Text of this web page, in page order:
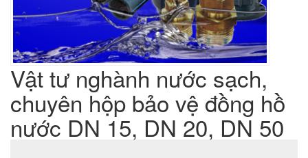
Vật tư nghành nước sạch,
chuyên hộp bảo vệ đồng hồ
nước DN 15, DN 20, DN 50